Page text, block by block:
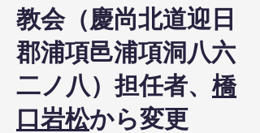
教会（慶尚北道迎日
郡浦項邑浦項洞八六
二ノ八）担任者、 橋
口岩松から変更